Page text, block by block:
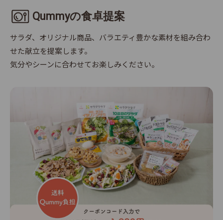
Qummyの食卓提案
サラダ、オリジナル商品、バラエティ豊かな素材を組み合わ
せた献立を提案します。
気分やシーンに合わせてお楽しみください。